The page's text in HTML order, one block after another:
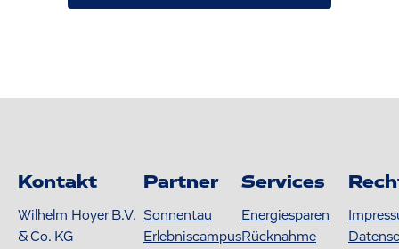
Kontakt
Wilhelm Hoyer B.V.
& Co. KG
Partner
Sonnentau
Erlebniscampus
Services
Energiesparen
Rücknahme